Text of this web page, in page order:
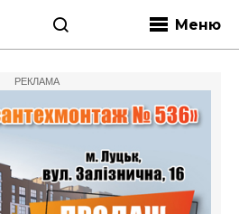
Меню
РЕКЛАМА